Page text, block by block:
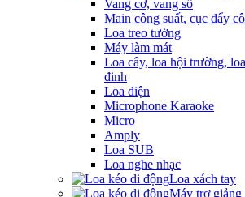
Vang cơ, vang số
Main công suất, cục đẩy
Loa treo tường
Máy làm mát
Loa cây, loa hội trường,
đinh
Loa điện
Microphone Karaoke
Micro
Amply
Loa SUB
Loa nghe nhạc
Loa xách tay
Máy trợ giảng